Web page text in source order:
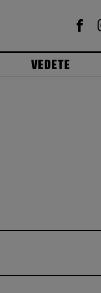
VEDETE